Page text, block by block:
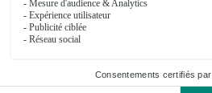
Ils ont fait livrer des